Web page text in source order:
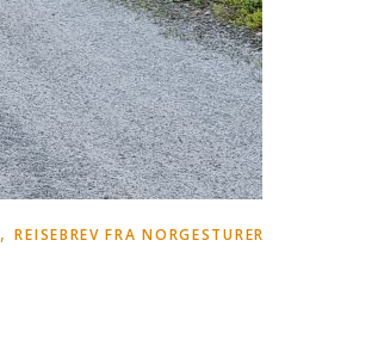
,REISEBREV FRA NORGESTURER